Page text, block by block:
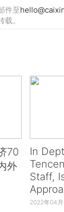
件至
。
70
外
In
Staff,
2022年04月